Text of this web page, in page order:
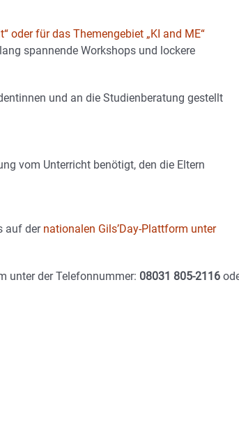
oder für das Themengebiet „KI and ME“
spannende Workshops und lockere
und an die Studienberatung gestellt
vom Unterricht benötigt, den die Eltern
auf der nationalen Gils’Day-Plattform unter
unter der Telefonnummer: 08031 805-2116